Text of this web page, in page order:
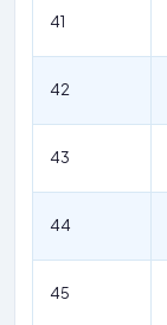
41
42
43
44
45